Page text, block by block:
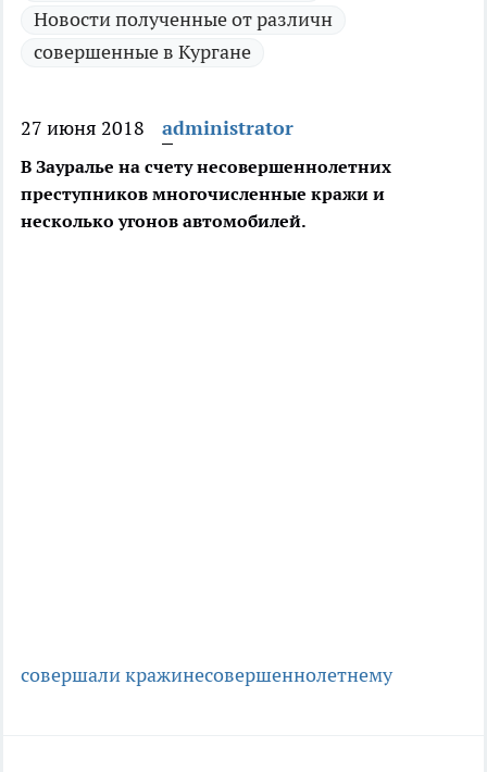
Новости полученные от различн
совершенные в Кургане
27 июня 2018 administrator
В Зауралье на счету несовершеннолетних
преступников многочисленные кражи и
несколько угонов автомобилей.
совершали кражинесовершеннолетнему